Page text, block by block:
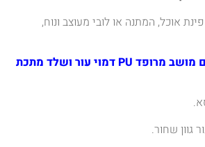
אוכל, המתנה או לובי מעוצב ונוח,
מושב מרופד PU דמוי עור ושלד מתכת
גוון שחור.